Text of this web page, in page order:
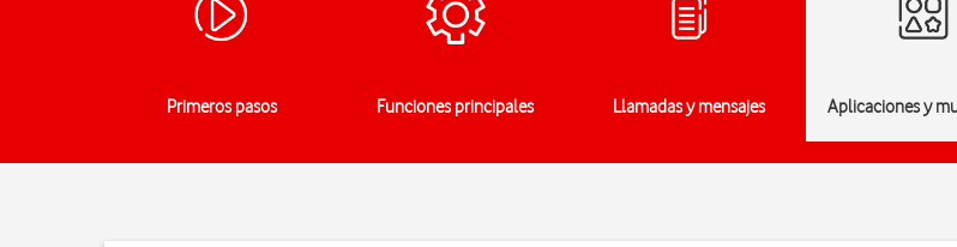
Primeros pasos Funciones principales Llamadas y mensajes Aplicaciones y